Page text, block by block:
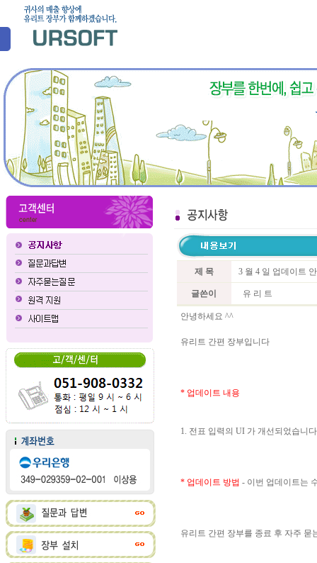
제 목 3 월 4 일 업데이트
글쓴이 유 리 트
안녕하세요 ^^
유리트 간편 장부입니다
* 업데이트 내용
1. 전표 입력의 UI 가 개선되었습니
* 업데이트 방법 - 이번 업데이트는
유리트 간편 장부를 종료 후 자주